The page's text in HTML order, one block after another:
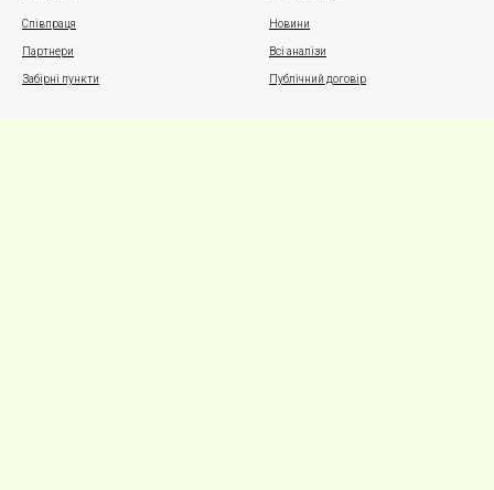
Співпраця
Партнери
Забірні пункти
Новини
Всі аналізи
Публічний договір